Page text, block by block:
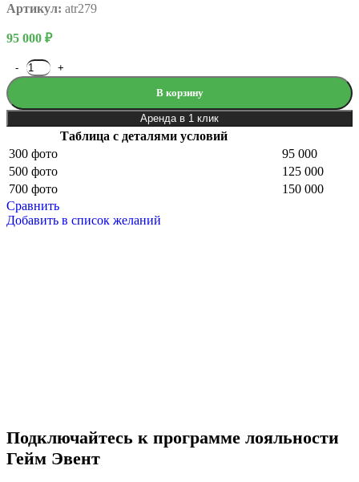
Артикул: atr279
95 000 ₽
В корзину
Аренда в 1 клик
Таблица с деталями условий
300 фото
95 000
500 фото
125 000
700 фото
150 000
Сравнить
Добавить в список желаний
Подключайтесь к программе лояльности
Гейм Эвент